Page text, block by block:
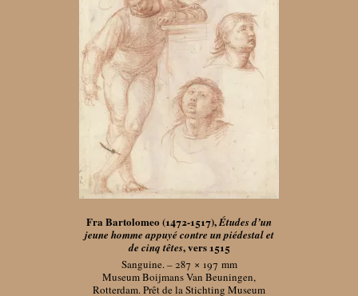
Fra Bartolomeo (1472-1517),Études d’un
jeune homme appuyé contre un piédestal et
de cinq têtes, vers 1515
Sanguine. – 287 × 197 mm
Museum Boijmans Van Beuningen,
Rotterdam. Prêt de la Stichting Museum